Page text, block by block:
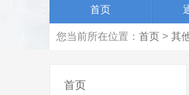
首页
您当前所在位置： 首页 > 其
首页